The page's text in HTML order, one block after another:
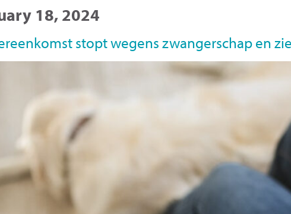
18, 2024
stopt wegens zwangerschap en